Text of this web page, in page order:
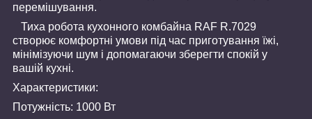
перемішування.
Тиха робота кухонного комбайна RAF R.7029
створює комфортні умови під час приготування їжі,
мінімізуючи шум і допомагаючи зберегти спокій у
вашій кухні.
Характеристики:
Потужність: 1000 Вт